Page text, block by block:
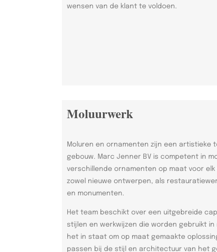
wensen van de klant te voldoen.
Moluurwerk
Moluren en ornamenten zijn een artistieke
gebouw. Marc Jenner BV is competent in
verschillende ornamenten op maat voor
zowel nieuwe ontwerpen, als
en monumenten.
Het team beschikt over een uitgebreide
stijlen en werkwijzen die worden gebruikt in
het in staat om op maat gemaakte
passen bij de stijl en architectuur van het